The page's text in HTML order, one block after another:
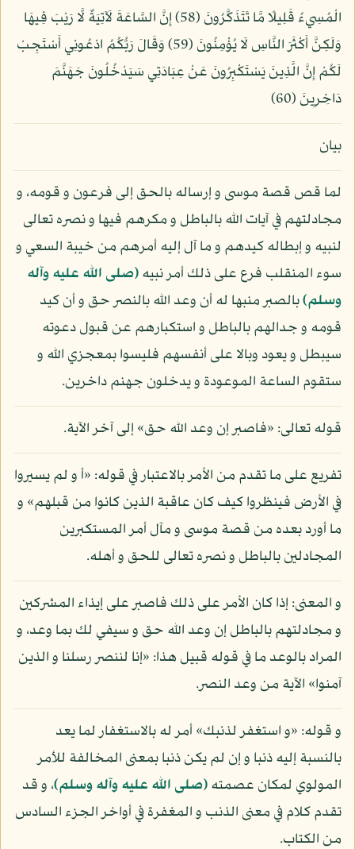
الْمُسِيءُ قَلِيلًا مَّا تَتَذَكَّرُونَ (58) إِنَّ السَّاعَةَ لَآتِيَةٌ لَّا رَيْبَ فِيهَا
وَلَكِنَّ أَكْثَرَ النَّاسِ لَا يُؤْمِنُونَ (59) وَقَالَ رَبُّكُمُ ادْعُونِي أَسْتَجِبْ
لَكُمْ إِنَّ الَّذِينَ يَسْتَكْبِرُونَ عَنْ عِبَادَتِي سَيَدْخُلُونَ جَهَنَّمَ
دَاخِرِينَ (60)
بيان
لما قص قصة موسى و إرساله بالحق إلى فرعون و قومه، و
مجادلتهم في آيات الله بالباطل و مكرهم فيها و نصره تعالى
لنبيه و إبطاله كيدهم و ما آل إليه أمرهم من خيبة السعي و
سوء المنقلب فرع على ذلك أمر نبيه(صلى الله عليه وآله
وسلم)بالصبر منبها له أن وعد الله بالنصر حق و أن كيد
قومه و جدالهم بالباطل و استكبارهم عن قبول دعوته
سيبطل و يعود وبالا على أنفسهم فليسوا بمعجزي الله و
ستقوم الساعة الموعودة و يدخلون جهنم داخرين.
قوله تعالى: «فاصبر إن وعد الله حق» إلى آخر الآية.
تفريع على ما تقدم من الأمر بالاعتبار في قوله: «أ و لم يسيروا
في الأرض فينظروا كيف كان عاقبة الذين كانوا من قبلهم» و
ما أورد بعده من قصة موسى و مآل أمر المستكبرين
المجادلين بالباطل و نصره تعالى للحق و أهله.
و المعنى: إذا كان الأمر على ذلك فاصبر على إيذاء المشركين
و مجادلتهم بالباطل إن وعد الله حق و سيفي لك بما وعد، و
المراد بالوعد ما في قوله قبيل هذا: «إنا لننصر رسلنا و الذين
آمنوا» الآية من وعد النصر.
و قوله: «و استغفر لذنبك» أمر له بالاستغفار لما يعد
بالنسبة إليه ذنبا و إن لم يكن ذنبا بمعنى المخالفة للأمر
المولوي لمكان عصمته(صلى الله عليه وآله وسلم)، و قد
تقدم كلام في معنى الذنب و المغفرة في أواخر الجزء السادس
من الكتاب.